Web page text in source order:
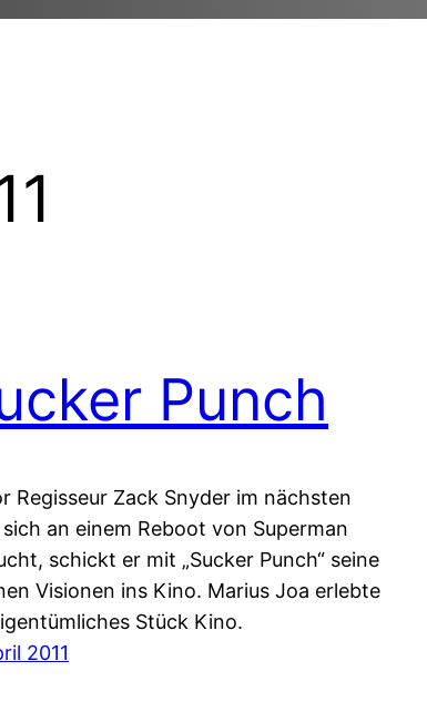
Punch
Regisseur Zack Snyder im nächsten
an einem Reboot von Superman
schickt er mit „Sucker Punch“ seine
Visionen ins Kino. Marius Joa erlebte
Stück Kino.
2011